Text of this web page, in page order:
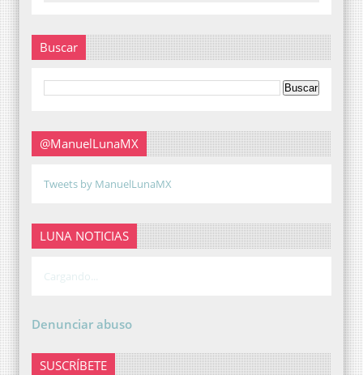
Buscar
@ManuelLunaMX
Tweets by ManuelLunaMX
LUNA NOTICIAS
Cargando...
Denunciar abuso
SUSCRÍBETE